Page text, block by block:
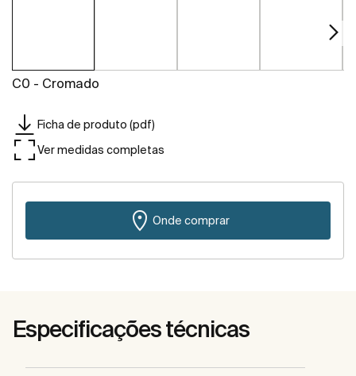
C0 - Cromado
Ficha de produto (pdf)
Ver medidas completas
Onde comprar
Especificações técnicas